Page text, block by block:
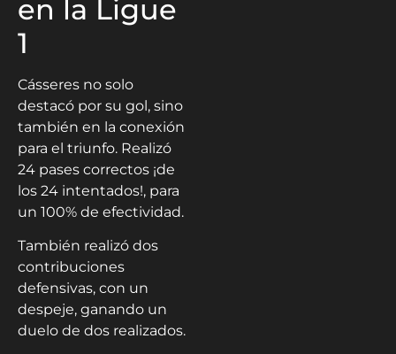
en la Ligue
1
Cásseres no solo
destacó por su gol, sino
también en la conexión
para el triunfo. Realizó
24 pases correctos ¡de
los 24 intentados!, para
un 100% de efectividad.
También realizó dos
contribuciones
defensivas, con un
despeje, ganando un
duelo de dos realizados.